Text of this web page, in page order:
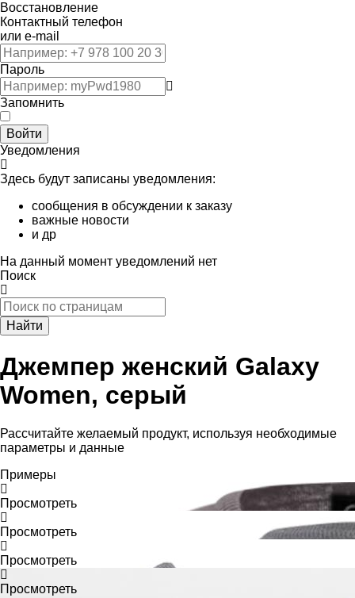
Восстановление
Контактный телефон
или e-mail
Пароль
Запомнить
Войти
Уведомления
Здесь будут записаны уведомления:
сообщения в обсуждении к заказу
важные новости
и др
На данный момент уведомлений нет
Поиск
Найти
Джемпер женский Galaxy
Women, серый
Рассчитайте желаемый продукт, используя необходимые
параметры и данные
Примеры
Просмотреть
Просмотреть
Просмотреть
Просмотреть